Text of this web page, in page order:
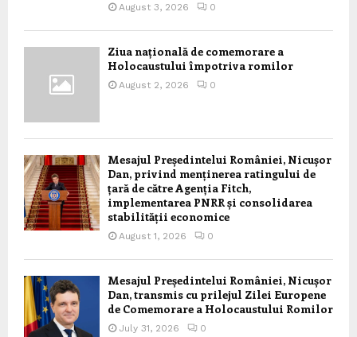
August 3, 2026 0
Ziua națională de comemorare a
Holocaustului împotriva romilor
August 2, 2026 0
Mesajul Președintelui României, Nicușor
Dan, privind menținerea ratingului de
țară de către Agenția Fitch,
implementarea PNRR și consolidarea
stabilității economice
August 1, 2026 0
Mesajul Președintelui României, Nicușor
Dan, transmis cu prilejul Zilei Europene
de Comemorare a Holocaustului Romilor
July 31, 2026 0